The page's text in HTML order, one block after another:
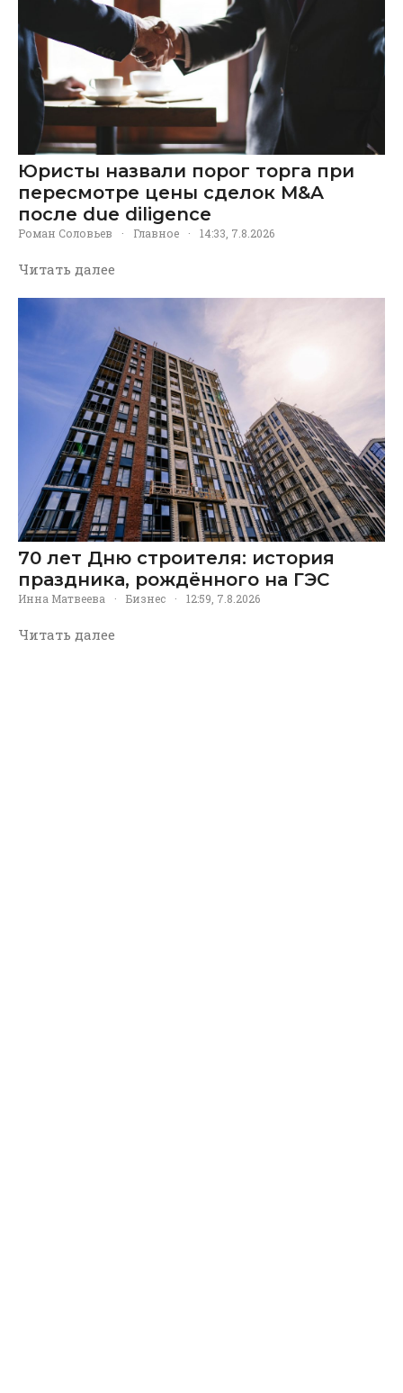
Юристы назвали порог торга при
пересмотре цены сделок M&A
после due diligence
Роман Соловьев · Главное · 14:33, 7.8.2026
Читать далее
70 лет Дню строителя: история
праздника, рождённого на ГЭС
Инна Матвеева · Бизнес · 12:59, 7.8.2026
Читать далее